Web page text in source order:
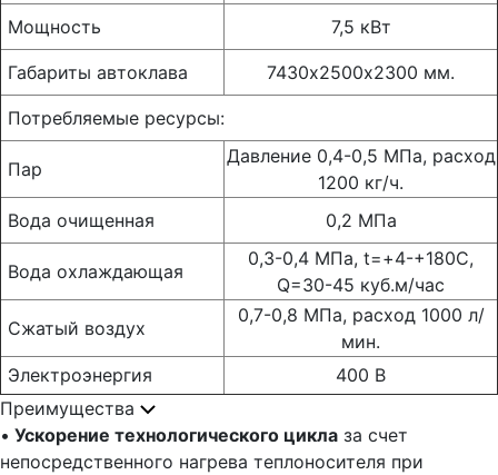
Мощность 7,5 кВт
Габариты автоклава 7430х2500х2300 мм.
Потребляемые ресурсы:
Пар
Давление 0,4-0,5 МПа, расход
1200 кг/ч.
Вода очищенная
0,2 МПа
Вода охлаждающая
0,3-0,4 МПа, t=+4-+180С,
Q=30-45 куб.м/час
Сжатый воздух
0,7-0,8 МПа, расход 1000 л/
мин.
Электроэнергия
400 В
Преимущества
• Ускорение технологического цикла за счет
непосредственного нагрева теплоносителя при